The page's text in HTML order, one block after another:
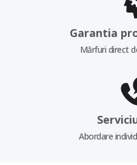
Garantia
Mărfuri direct
Abordare